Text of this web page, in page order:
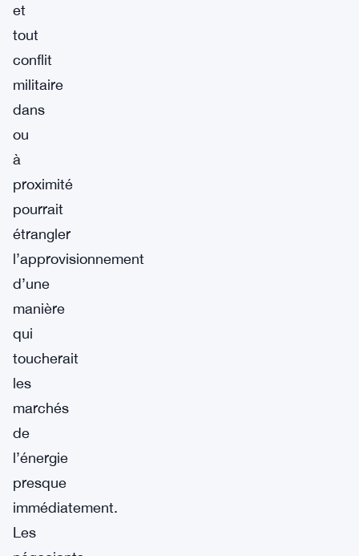
et
tout
conflit
militaire
dans
ou
à
proximité
pourrait
étrangler
l’approvisionnement
d’une
manière
qui
toucherait
les
marchés
de
l’énergie
presque
immédiatement.
Les